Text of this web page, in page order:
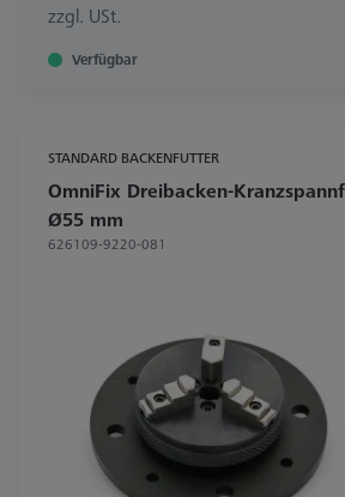
zzgl. USt.
Verfügbar
STANDARD BACKENFUTTER
OmniFix Dreibacken-
Ø55 mm
626109-9220-081